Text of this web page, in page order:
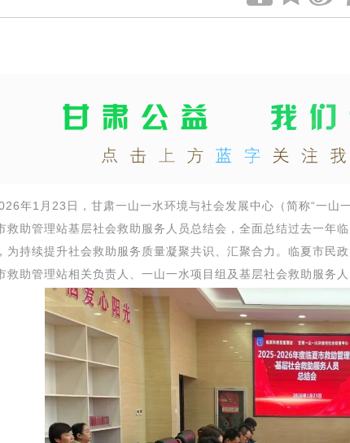
1月23 日，甘肃一山一水环境与社会发展中心（简称“一山
救助管理站基层社会救助服务人员总结会 ，全面总结过去一年
为持续提升社会救助服务质量凝聚共识、汇聚合力 。临夏市民
救助管理站相关负责人、一山一水项目组 及 基层社会救助服务